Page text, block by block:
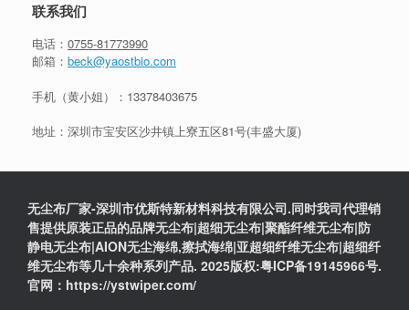
联系我们
电话： 0755-81773990
邮箱： beck@yaostbio.com
手机（黄小姐）： 13378403675
地址：深圳市宝安区沙井镇上寮五区81号(丰盛大厦)
无尘布厂家-深圳市优斯特新材料科技有限公司.同时我司代理销
售提供原装正品的品牌无尘布|超细无尘布|聚酯纤维无尘布|防
静电无尘布|AION无尘海绵,擦拭海绵|亚超细纤维无尘布|超细纤
维无尘布等几十余种系列产品. 2025版权:粤ICP备19145966号.
官网：https://ystwiper.com/